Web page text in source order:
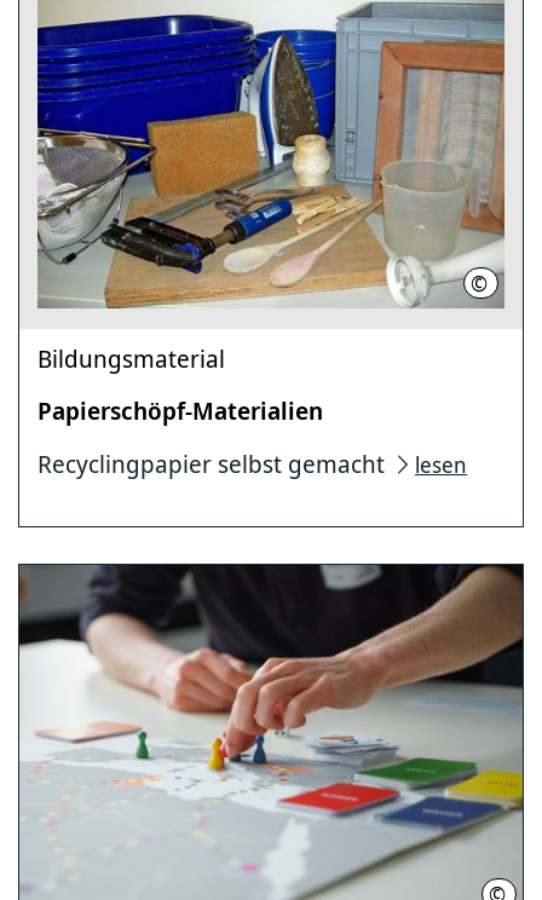
© LHH
Bildungsmaterial
Papierschöpf-Materialien
Recyclingpapier selbst gemacht
lesen
©